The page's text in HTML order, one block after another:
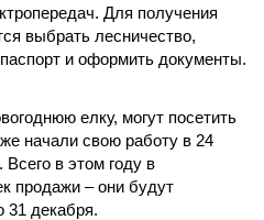
Для получения
выбрать лесничество,
и оформить документы.
елку, могут посетить
начали свою работу в 24
в этом году в
продажи – они будут
31 декабря.